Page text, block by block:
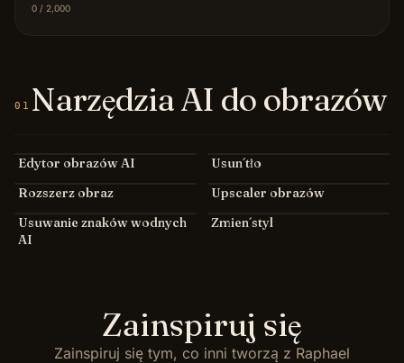
0 / 2,000
01 Narzędzia AI do obrazów
Edytor obrazów AI
Usuń tło
Rozszerz obraz
Upscaler obrazów
Usuwanie znaków wodnych
AI
Zmień styl
Zainspiruj się
Zainspiruj się tym, co inni tworzą z Raphael